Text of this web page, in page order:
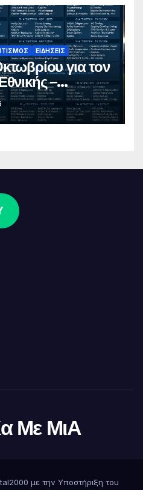
ΕΙΔΉΣΕΙΣ
για τον
–
πλήρες
Με ΜιΑ
με την Υποστήριξη του